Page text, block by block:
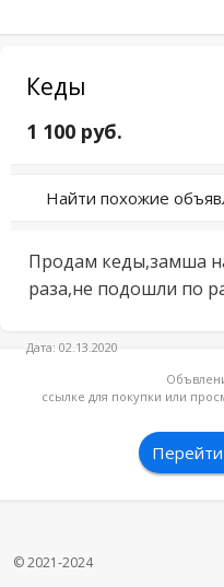
Кеды
1 100 руб.
Найти похожие
Продам кеды,замша
раза,не подошли по
Дата: 02.13.2020
ссылке для покупки или
© 2021-2024